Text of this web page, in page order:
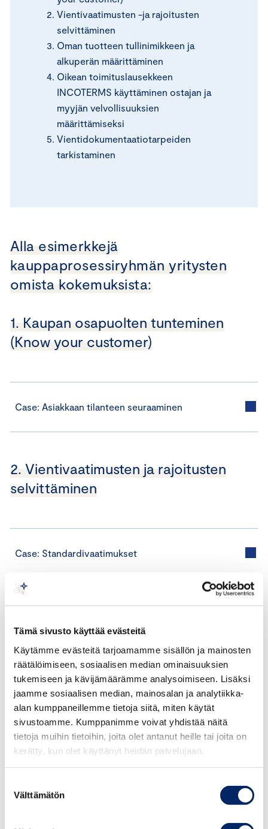
Tämä sivusto käyttää evästeitä
Käytämme evästeitä tarjoamamme sisällön ja mainosten
räätälöimiseen, sosiaalisen median ominaisuuksien
tukemiseen ja kävijämäärämme analysoimiseen. Lisäksi
jaamme sosiaalisen median, mainosalan ja analytiikka-
alan kumppaneillemme tietoja siitä, miten käytät
sivustoamme. Kumppanimme voivat yhdistää näitä
tietoja muihin tietoihin, joita olet antanut heille tai joita on
kerätty, kun olet käyttänyt heidän palvelujaan.
valinta
Välttämätön
Vientivaatimusten -ja rajoitusten
selvittäminen
Oman tuotteen tullinimikkeen ja
alkuperän määrittäminen
Oikean toimituslausekkeen
INCOTERMS käyttäminen ostajan ja
myyjän velvollisuuksien
määrittämiseksi
Vientidokumentaatiotarpeiden
tarkistaminen
Alla esimerkkejä
kauppaprosessiryhmän yritysten
omista kokemuksista:
1. Kaupan osapuolten tunteminen
(Know your customer)
Case: Asiakkaan tilanteen seuraaminen
2. Vientivaatimusten ja rajoitusten
selvittäminen
Case: Standardivaatimukset
alkuperän määrittäminen
Case: Tullinimikkeen muuttuminen
Case: Tuotteen muuttuminen
Case: Alkuperän merkitseminen